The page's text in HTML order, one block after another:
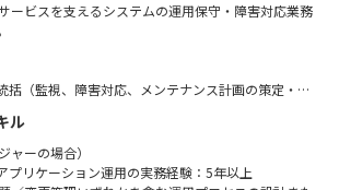
ともに急成長を遂げ国内市場では高い技術評価とシ
により成長を目指す
カに子会社があるグローバル企業
広いサービスと高付加価値を提供
ービスを支えるシステムの運用保守・障害対応業務
括（監視、障害対応、メンテナンス計画の策定・実
管理プロセスの設計・運用・レビュー（再発防止、
価・リリース等の他部署との調整
ル
ーの場合）
プリケーション運用の実務経験：5年以上